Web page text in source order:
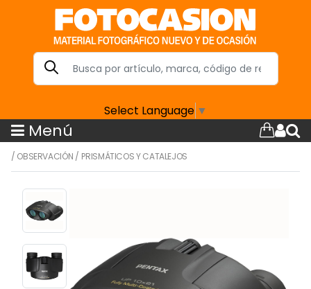
Select Language ▼
Menú
/ OBSERVACIÓN / PRISMÁTICOS Y CATALEJOS